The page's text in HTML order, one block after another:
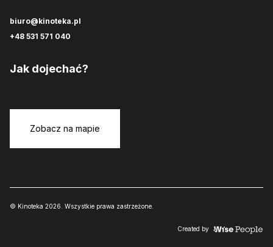
biuro@kinoteka.pl
+48 531 571 040
Jak dojechać?
Zobacz na mapie
© Kinoteka 2026. Wszystkie prawa zastrzeżone.
Created by